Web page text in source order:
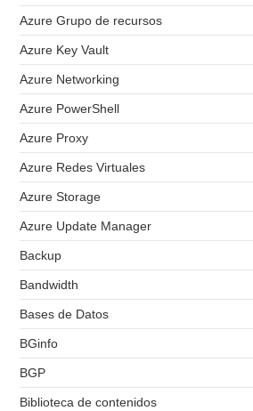
Azure Grupo de recursos
Azure Key Vault
Azure Networking
Azure PowerShell
Azure Proxy
Azure Redes Virtuales
Azure Storage
Azure Update Manager
Backup
Bandwidth
Bases de Datos
BGinfo
BGP
Biblioteca de contenidos